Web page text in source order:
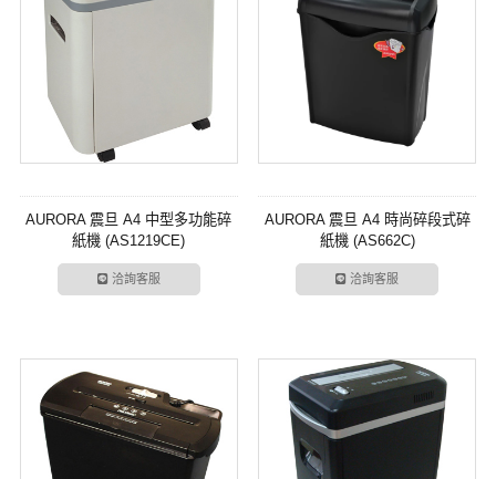
AURORA 震旦 A4 中型多功能碎
紙機 (AS1219CE)
洽詢客服
AURORA 震旦 A4 時尚碎段式碎
紙機 (AS662C)
洽詢客服